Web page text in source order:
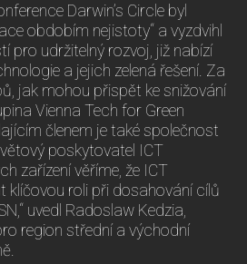
Darwin’s Circle byl
obdobím nejistoty“ a vyzdvihl
pro udržitelný rozvoj, již nabízí
a jejich zelená řešení. Za
jak mohou přispět ke snižování
Vienna Tech for Green
členem je také společnost
poskytovatel ICT
zařízení věříme, že ICT
klíčovou roli při dosahování cílů
uvedl Radoslaw Kedzia,
region střední a východní